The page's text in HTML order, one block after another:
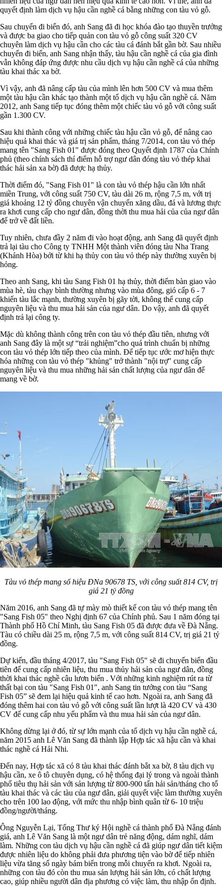
quyết định làm dịch vụ hậu cần nghề cá bằng những con tàu vỏ gỗ.
Sau chuyến đi biển đó, anh Sang đã đi học khóa đào tạo thuyền trưởng
và được ba giao cho tiếp quản con tàu vỏ gỗ công suất 320 CV
chuyên làm dịch vụ hậu cần cho các tàu cá đánh bắt gần bờ. Sau nhiều
chuyến đi biển, anh Sang nhận thấy, tàu hậu cần nghề cá của gia đình
vẫn không đáp ứng được nhu cầu dịch vụ hậu cần nghề cá của những
tàu khai thác xa bờ.
Vì vậy, anh đã nâng cấp tàu của mình lên hơn 500 CV và mua thêm
một tàu hậu cần khác tạo thành một tổ dịch vụ hậu cần nghề cá. Năm
2012, anh Sang tiếp tục đóng thêm một chiếc tàu vỏ gỗ với công suất
gần 1.300 CV.
Sau khi thành công với những chiếc tàu hậu cần vỏ gỗ, để nâng cao
hiệu quả khai thác và giá trị sản phẩm, tháng 7/2014, con tàu vỏ thép
mang tên "Sang Fish 01" được đóng theo Quyết định 1787 của Chính
phủ (theo chính sách thí điểm hỗ trợ ngư dân đóng tàu vỏ thép khai
thác hải sản xa bờ) đã được hạ thủy.
Thời điểm đó, "Sang Fish 01" là con tàu vỏ thép hậu cần lớn nhất
miền Trung, với công suất 750 CV, tàu dài 26 m, rộng 7,5 m, với trị
giá khoảng 12 tỷ đồng chuyên vận chuyển xăng dầu, đá và lương thực
ra khơi cung cấp cho ngư dân, đồng thời thu mua hải của của ngư dân
để trở về đất liền.
Tuy nhiên, chưa đầy 2 năm đi vào hoạt động, anh Sang đã quyết định
trả lại tàu cho Công ty TNHH Một thành viên đóng tàu Nha Trang
(Khánh Hòa) bởi từ khi hạ thủy con tàu vỏ thép này thường xuyên bị
hỏng.
Theo anh Sang, khi tàu Sang Fish 01 hạ thủy, thời điểm bàn giao vào
mùa hè, tàu chạy bình thường nhưng vào mùa đông, gió cấp 6 - 7
khiến tàu lắc mạnh, thường xuyên bị gãy tời, không thể cung cấp
nguyên liệu và thu mua hải sản của ngư dân. Do vậy, anh đã quyết
định trả lại công ty.
Mặc dù không thành công trên con tàu vỏ thép đầu tiên, nhưng với
anh Sang đây là một sự “trải nghiệm”cho quá trình chuẩn bị những
con tàu vỏ thép lớn tiếp theo của mình. Để tiếp tục ước mơ hiện thực
hóa những con tàu vỏ thép "khủng" trở thành "nội trợ" cung cấp
nguyên liệu và thu mua những hải sản chất lượng của ngư dân để
mang về bờ.
Tàu vỏ thép mang số hiệu ĐNa 90678 TS, với công suất 814 CV, trị
giá 21 tỷ đồng
Năm 2016, anh Sang đã tự mày mò thiết kế con tàu vỏ thép mang tên
"Sang Fish 05" theo Nghị định 67 của Chính phủ. Sau 1 năm đóng tại
Thành phố Hồ Chí Minh, tàu Sang Fish 05 đã được đưa về Đà Nẵng.
Tàu có chiều dài 25 m, rộng 7,5 m, với công suất 814 CV, trị giá 21 tỷ
đồng.
Dự kiến, đầu tháng 4/2017, tàu "Sang Fish 05" sẽ đi chuyến biển đầu
tiên để cung cấp nhiên liệu, thu mua thủy hải sản của ngư dân, đồng
thời khai thác nghề câu lươn biển . Với những kinh nghiệm rút ra từ
thất bại con tàu "Sang Fish 01", anh Sang tin tưởng con tàu “Sang
Fish 05” sẽ đem lại hiệu quả kinh tế cao hơn. Ngoài ra, anh Sang đã
đóng thêm hai con tàu vỏ gỗ với công suất lần lượt là 420 CV và 430
CV để cung cấp nhu yếu phẩm và thu mua hải sản của ngư dân.
Không dừng lại ở đó, từ sự lớn mạnh của tổ dịch vụ hậu cần nghề cá,
năm 2015 anh Lê Văn Sang đã thành lập Hợp tác xã hậu cần và khai
thác nghề cá Hải Nhi.
Đến nay, Hợp tác xã có 8 tàu khai thác đánh bắt xa bờ, 8 tàu dịch vụ
hậu cần, xe ô tô chuyên dụng, có hệ thống đại lý trong và ngoài thành
phố tiêu thụ hải sản với sản lượng từ 800-900 tấn hải sản/tháng cho tổ
tàu khai thác và các tàu của ngư dân, giải quyết việc làm thường xuyên
cho trên 100 lao động, với mức thu nhập bình quân từ 6- 10 triệu
đồng/người/tháng.
Ông Nguyễn Lại, Tổng Thư ký Hội nghề cá thành phố Đà Nẵng đánh
giá, anh Lê Văn Sang là một ngư dân trẻ năng động, dám nghĩ, dám
làm. Những con tàu dịch vụ hậu cần nghề cá đã giúp ngư dân tiết kiệm
được nhiên liệu do không phải đưa phương tiện vào bờ để tiếp nhiên
liệu vừa tăng số ngày bám biển trong mỗi chuyến ra khơi. Ngoài ra,
những con tàu đó còn thu mua sản lượng hải sản lớn, có chất lượng
cao, giúp nhiều người dân địa phương có việc làm, thu nhập ổn định.